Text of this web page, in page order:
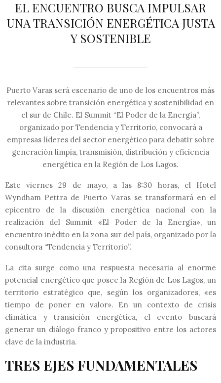
EL ENCUENTRO BUSCA IMPULSAR
UNA TRANSICIÓN ENERGÉTICA JUSTA
Y SOSTENIBLE
Puerto Varas será escenario de uno de los encuentros más
relevantes sobre transición energética y sostenibilidad en
el sur de Chile. El Summit “El Poder de la Energía”,
organizado por Tendencia y Territorio, convocará a
empresas líderes del sector energético para debatir sobre
generación limpia, transmisión, distribución y eficiencia
energética en la Región de Los Lagos.
Este viernes 29 de mayo, a las 8:30 horas, el Hotel
Wyndham Pettra de Puerto Varas se transformará en el
epicentro de la discusión energética nacional con la
realización del Summit «El Poder de la Energía», un
encuentro inédito en la zona sur del país, organizado por la
consultora “Tendencia y Territorio”.
La cita surge como una respuesta necesaria al enorme
potencial energético que posee la Región de Los Lagos, un
territorio estratégico que, según los organizadores, «es
tiempo de poner en valor». En un contexto de crisis
climática y transición energética, el evento buscará
generar un diálogo franco y propositivo entre los actores
clave de la industria.
TRES EJES FUNDAMENTALES